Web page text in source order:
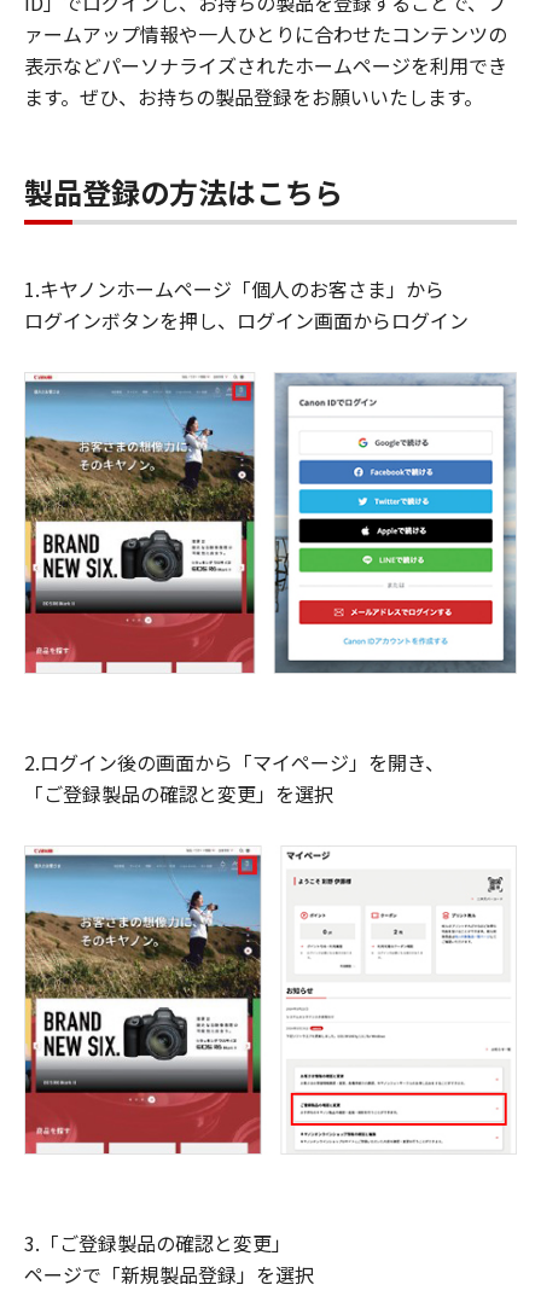
ァームアップ情報や一人ひとりに合わせたコンテンツの
表示などパーソナライズされたホームページを利用でき
ます。ぜひ、お持ちの製品登録をお願いいたします。
製品登録の方法はこちら
1.キヤノンホームページ「個人のお客さま」から
ログインボタンを押し、ログイン画面からログイン
2.ログイン後の画面から「マイページ」を開き、
「ご登録製品の確認と変更」を選択
3.「ご登録製品の確認と変更」
ページで「新規製品登録」を選択